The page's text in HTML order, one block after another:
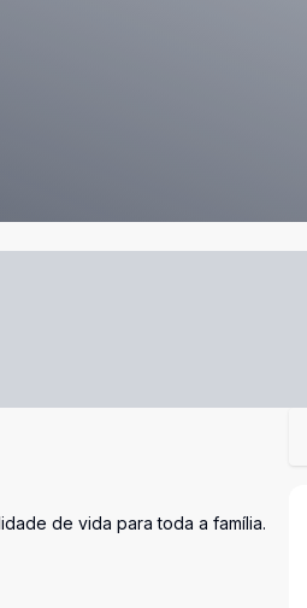
de vida para toda a família.